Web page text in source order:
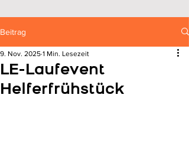
Beitrag
LE-Laufevent
Helferfrühstück
9. Nov. 2025 1 Min. Lesezeit